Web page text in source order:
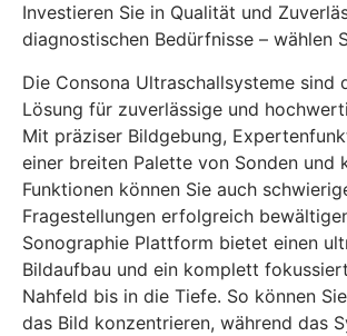
Investieren Sie in Qualität und
diagnostischen Bedürfnisse – wählen
Die Consona Ultraschallsysteme sind
Lösung für zuverlässige und
Mit präziser Bildgebung,
einer breiten Palette von Sonden und
Funktionen können Sie auch
Fragestellungen erfolgreich
Sonographie Plattform bietet einen
Bildaufbau und ein komplett
Nahfeld bis in die Tiefe. So können
das Bild konzentrieren, während das